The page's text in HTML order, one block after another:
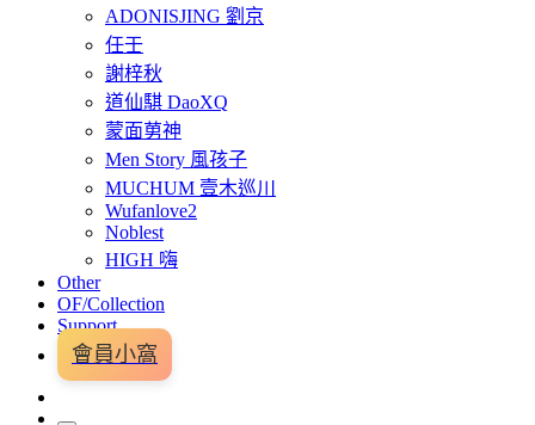
ADONISJING 劉京
任壬
謝梓秋
道仙騏 DaoXQ
蒙面莮神
Men Story 風孩子
MUCHUM 壹木巡川
Wufanlove2
Noblest
HIGH 嗨
Other
OF/Collection
Support
會員小窩